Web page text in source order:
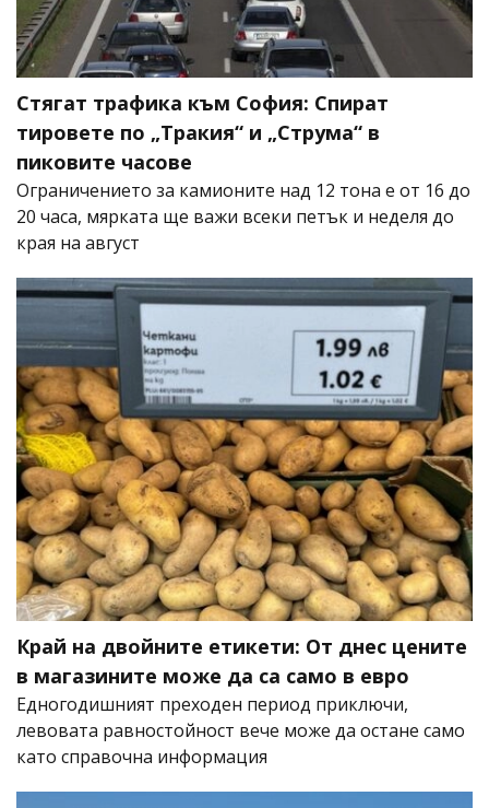
Стягат трафика към София: Спират
тировете по „Тракия“ и „Струма“ в
пиковите часове
Ограничението за камионите над 12 тона е от 16 до
20 часа, мярката ще важи всеки петък и неделя до
края на август
Край на двойните етикети: От днес цените
в магазините може да са само в евро
Едногодишният преходен период приключи,
левовата равностойност вече може да остане само
като справочна информация